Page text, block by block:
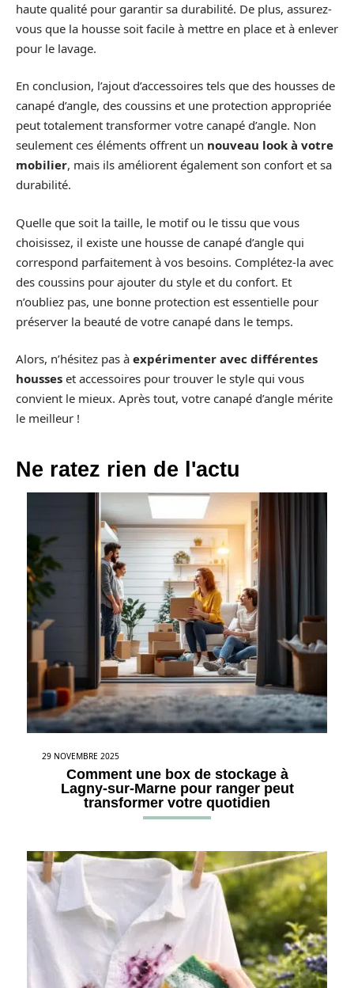
haute qualité pour garantir sa durabilité. De plus, assurez-
vous que la housse soit facile à mettre en place et à enlever
pour le lavage.
En conclusion, l’ajout d’accessoires tels que des housses de
canapé d’angle, des coussins et une protection appropriée
peut totalement transformer votre canapé d’angle. Non
seulement ces éléments offrent un nouveau look à votre
mobilier, mais ils améliorent également son confort et sa
durabilité.
Quelle que soit la taille, le motif ou le tissu que vous
choisissez, il existe une housse de canapé d’angle qui
correspond parfaitement à vos besoins. Complétez-la avec
des coussins pour ajouter du style et du confort. Et
n’oubliez pas, une bonne protection est essentielle pour
préserver la beauté de votre canapé dans le temps.
Alors, n’hésitez pas à expérimenter avec différentes
housses et accessoires pour trouver le style qui vous
convient le mieux. Après tout, votre canapé d’angle mérite
le meilleur !
Ne ratez rien de l'actu
29 NOVEMBRE 2025
Comment une box de stockage à
Lagny-sur-Marne pour ranger peut
transformer votre quotidien